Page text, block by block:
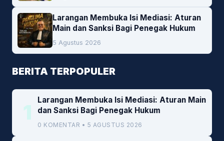
Larangan Membuka Isi Mediasi: Aturan
Main dan Sanksi Bagi Penegak Hukum
5 Agustus 2026
BERITA TERPOPULER
1
Larangan Membuka Isi Mediasi: Aturan Main
dan Sanksi Bagi Penegak Hukum
0 KOMENTAR • 5 AGUSTUS 2026